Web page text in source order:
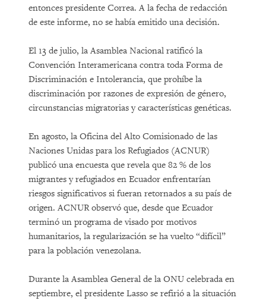
entonces presidente Correa. A la fecha de redacción
de este informe, no se había emitido una decisión.
El 13 de julio, la Asamblea Nacional ratificó la
Convención Interamericana contra toda Forma de
Discriminación e Intolerancia, que prohíbe la
discriminación por razones de expresión de género,
circunstancias migratorias y características genéticas.
En agosto, la Oficina del Alto Comisionado de las
Naciones Unidas para los Refugiados (ACNUR)
publicó una encuesta que revela que 82 % de los
migrantes y refugiados en Ecuador enfrentarían
riesgos significativos si fueran retornados a su país de
origen. ACNUR observó que, desde que Ecuador
terminó un programa de visado por motivos
humanitarios, la regularización se ha vuelto “difícil”
para la población venezolana.
Durante la Asamblea General de la ONU celebrada en
septiembre, el presidente Lasso se refirió a la situación